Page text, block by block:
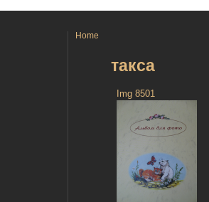
Home
такса
Img 8501